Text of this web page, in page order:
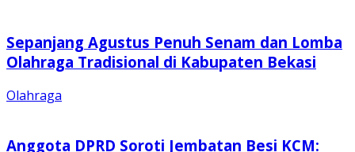
Sepanjang Agustus Penuh Senam dan Lomba
Olahraga Tradisional di Kabupaten Bekasi
Olahraga
Anggota DPRD Soroti Jembatan Besi KCM: